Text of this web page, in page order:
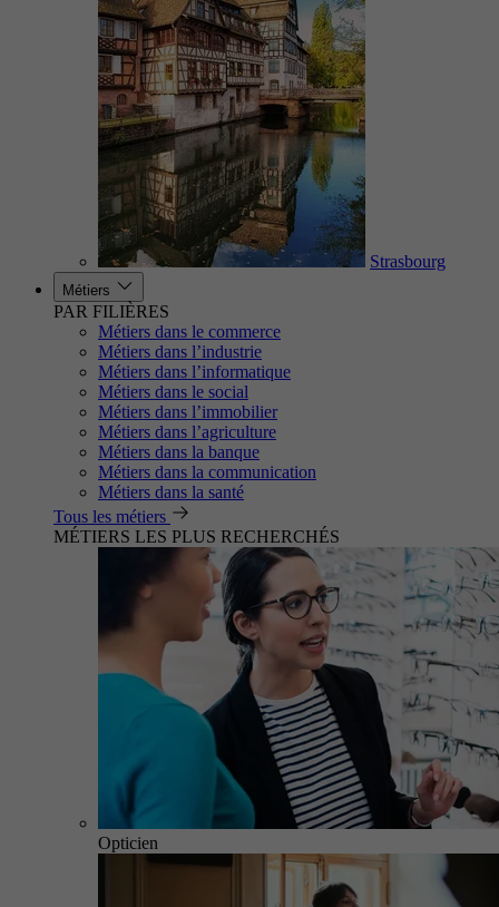
Strasbourg
Métiers
PAR FILIÈRES
Métiers dans le commerce
Métiers dans l’industrie
Métiers dans l’informatique
Métiers dans le social
Métiers dans l’immobilier
Métiers dans l’agriculture
Métiers dans la banque
Métiers dans la communication
Métiers dans la santé
Tous les métiers
MÉTIERS LES PLUS RECHERCHÉS
Opticien